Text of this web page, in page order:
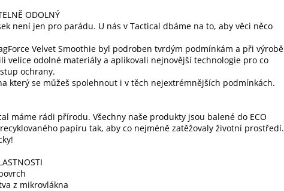
ODOLNÝ
není jen pro parádu. U nás v Tactical dbáme na to, aby věci něco
Velvet Smoothie byl podroben tvrdým podmínkám a při výrobě
velice odolné materiály a aplikovali nejnovější technologie pro co
ochrany.
který se můžeš spolehnout i v těch nejextrémnějších podmínkách.
máme rádi přírodu. Všechny naše produkty jsou balené do ECO
papíru tak, aby co nejméně zatěžovaly životní prostředí.
z mikrovlákna